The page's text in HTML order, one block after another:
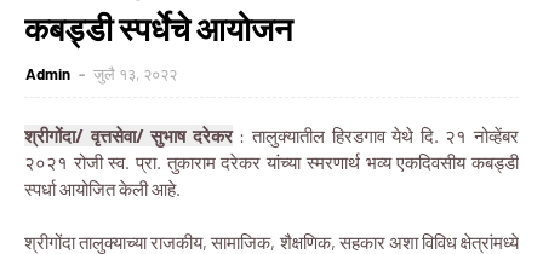
कबड्डी स्पर्धेचे आयोजन
Admin जुलै १३, २०२२
श्रीगोंदा/ वृत्तसेवा/ सुभाष दरेकर: तालुक्यातील हिरडगाव येथे दि. २१ नोव्हेंबर
२०२१ रोजी स्व. प्रा. तुकाराम दरेकर यांच्या स्मरणार्थ भव्य एकदिवसीय कबड्डी
स्पर्धा आयोजित केली आहे.
श्रीगोंदा तालुक्याच्या राजकीय, सामाजिक, शैक्षणिक, सहकार अशा विविध क्षेत्रांमध्ये